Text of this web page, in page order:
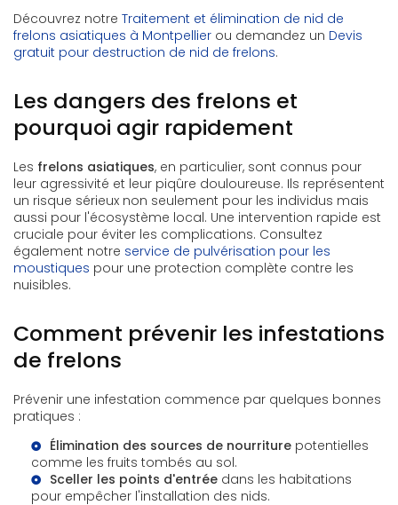
Découvrez notre Traitement et élimination de nid de
frelons asiatiques à Montpellier ou demandez un Devis
gratuit pour destruction de nid de frelons.
Les dangers des frelons et
pourquoi agir rapidement
Les frelons asiatiques, en particulier, sont connus pour
leur agressivité et leur piqûre douloureuse. Ils représentent
un risque sérieux non seulement pour les individus mais
aussi pour l'écosystème local. Une intervention rapide est
cruciale pour éviter les complications. Consultez
également notre service de pulvérisation pour les
moustiques pour une protection complète contre les
nuisibles.
Comment prévenir les infestations
de frelons
Prévenir une infestation commence par quelques bonnes
pratiques :
Élimination des sources de nourriture potentielles
comme les fruits tombés au sol.
Sceller les points d'entrée dans les habitations
pour empêcher l'installation des nids.